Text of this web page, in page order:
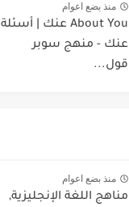
منذ بضع اعوام
About You عنك | أسئلة
عنك - منهج سوبر
قول...
منذ بضع اعوام
مناهج اللغة الإنجليزية,